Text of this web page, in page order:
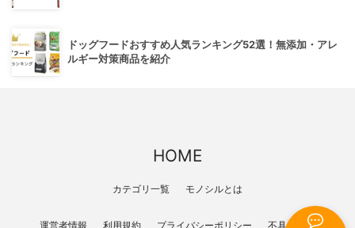
ドッグフードおすすめ人気ランキング52選！無添加・アレ
ルギー対策商品を紹介
HOME
カテゴリ一覧 モノシルとは
運営者情報 利用規約 プライバシーポリシー 不具合報告